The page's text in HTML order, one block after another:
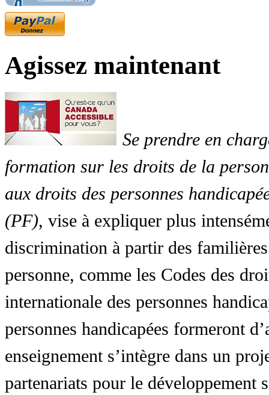
Agissez maintenant
Se prendre en
formation sur les droits de la
aux droits des personnes
(PF), vise à expliquer plus
discrimination à partir des
personne, comme les Codes des
internationale des personnes
personnes handicapées formeront
enseignement s’intègre dans un
partenariats pour le développement